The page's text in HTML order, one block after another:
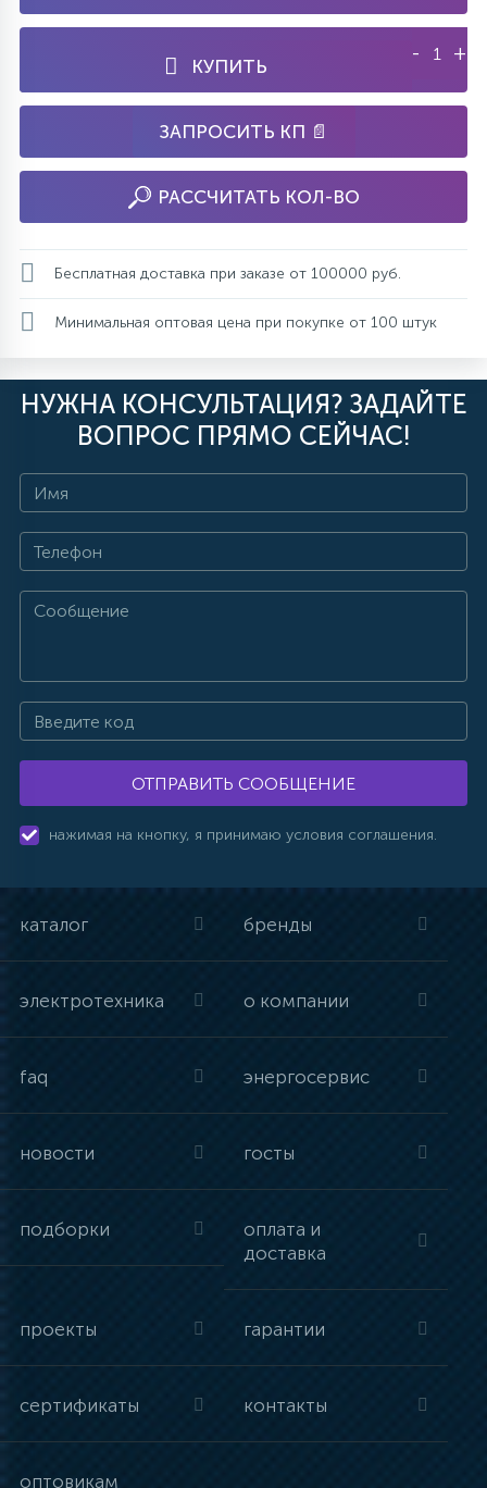
КУПИТЬ
- +
ЗАПРОСИТЬ КП 📄
РАССЧИТАТЬ КОЛ-ВО
Бесплатная доставка при заказе от 100000 руб.
Минимальная оптовая цена при покупке от 100 штук
НУЖНА КОНСУЛЬТАЦИЯ? ЗАДАЙТЕ
ВОПРОС ПРЯМО СЕЙЧАС!
ОТПРАВИТЬ СООБЩЕНИЕ
нажимая на кнопку, я принимаю условия соглашения.
каталог бренды
электротехника о компании
faq энергосервис
новости госты
подборки
оплата и
доставка
проекты гарантии
сертификаты контакты
оптовикам